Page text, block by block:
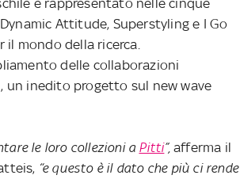
Attitude, Superstyling e I Go
mondo della ricerca.
delle collaborazioni
un inedito progetto sul new wave
le loro collezioni aPitti”, afferma il
“e questo è il dato che più ci rende